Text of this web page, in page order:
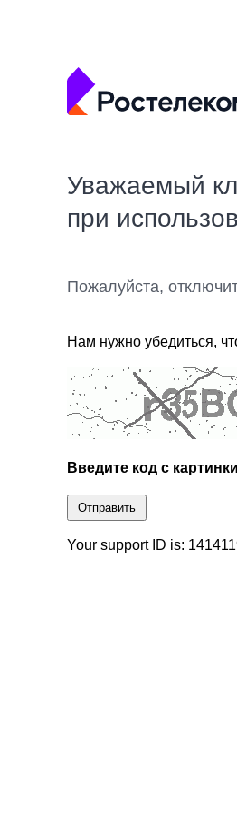
Уважаемый
при
Пожалуйста,
Нам нужно убедиться,
Введите код с
Отправить
Your support ID is: